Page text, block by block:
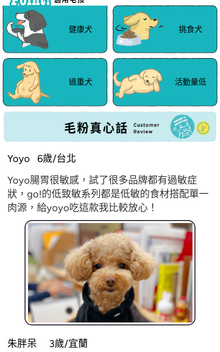
健康犬 挑食犬
過重犬 活動量低
Yoyo 6歲/台北
Yoyo腸胃很敏感，試了很多品牌都有過敏症
狀，go!的低致敏系列都是低敏的食材搭配單一
肉源，給yoyo吃這款我比較放心！
朱胖呆 3歲/宜蘭